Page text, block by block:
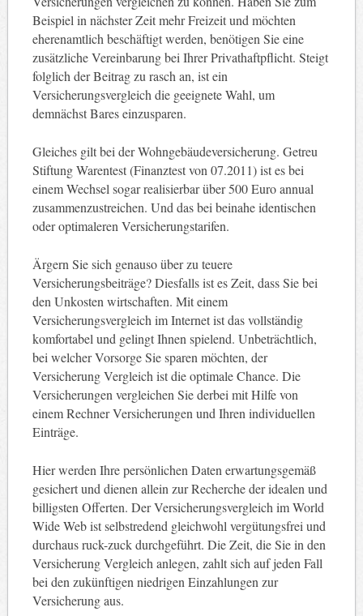
Beispiel in nächster Zeit mehr Freizeit und möchten
eherenamtlich beschäftigt werden, benötigen Sie eine
zusätzliche Vereinbarung bei Ihrer Privathaftpflicht. Steigt
folglich der Beitrag zu rasch an, ist ein
Versicherungsvergleich die geeignete Wahl, um
demnächst Bares einzusparen.
Gleiches gilt bei der Wohngebäudeversicherung. Getreu
Stiftung Warentest (Finanztest von 07.2011) ist es bei
einem Wechsel sogar realisierbar über 500 Euro annual
zusammenzustreichen. Und das bei beinahe identischen
oder optimaleren Versicherungstarifen.
Ärgern Sie sich genauso über zu teuere
Versicherungsbeiträge? Diesfalls ist es Zeit, dass Sie bei
den Unkosten wirtschaften. Mit einem
Versicherungsvergleich im Internet ist das vollständig
komfortabel und gelingt Ihnen spielend. Unbeträchtlich,
bei welcher Vorsorge Sie sparen möchten, der
Versicherung Vergleich ist die optimale Chance. Die
Versicherungen vergleichen Sie derbei mit Hilfe von
einem Rechner Versicherungen und Ihren individuellen
Einträge.
Hier werden Ihre persönlichen Daten erwartungsgemäß
gesichert und dienen allein zur Recherche der idealen und
billigsten Offerten. Der Versicherungsvergleich im World
Wide Web ist selbstredend gleichwohl vergütungsfrei und
durchaus ruck-zuck durchgeführt. Die Zeit, die Sie in den
Versicherung Vergleich anlegen, zahlt sich auf jeden Fall
bei den zukünftigen niedrigen Einzahlungen zur
Versicherung aus.